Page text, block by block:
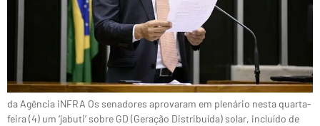
da Agência iNFRA Os senadores aprovaram em plenário nesta quarta-
feira (4) um ‘jabuti’ sobre GD (Geração Distribuída) solar, incluído de